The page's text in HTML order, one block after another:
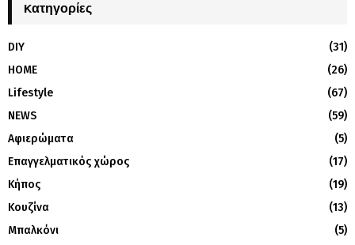
Kατηγορίες
DIY
(31)
HOME
(26)
Lifestyle
(67)
NEWS
(59)
Αφιερώματα
(5)
Επαγγελματικός χώρος
(17)
Κήπος
(19)
Κουζίνα
(13)
Μπαλκόνι
(5)